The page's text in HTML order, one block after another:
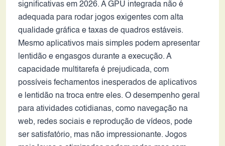
significativas em 2026. A GPU integrada não é
adequada para rodar jogos exigentes com alta
qualidade gráfica e taxas de quadros estáveis.
Mesmo aplicativos mais simples podem apresentar
lentidão e engasgos durante a execução. A
capacidade multitarefa é prejudicada, com
possíveis fechamentos inesperados de aplicativos
e lentidão na troca entre eles. O desempenho geral
para atividades cotidianas, como navegação na
web, redes sociais e reprodução de vídeos, pode
ser satisfatório, mas não impressionante. Jogos